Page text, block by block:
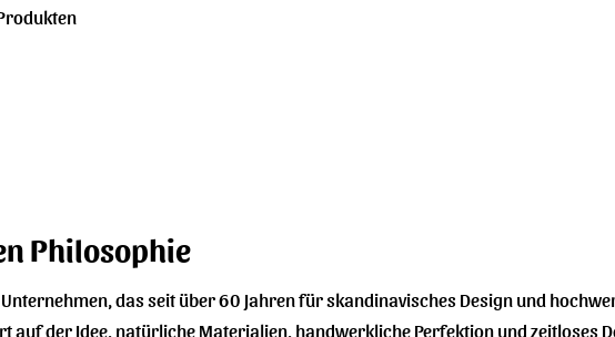
Philosophie
das seit über 60 Jahren für skandinavisches Design und
auf der Idee, natürliche Materialien, handwerkliche Perfektion und zeitloses